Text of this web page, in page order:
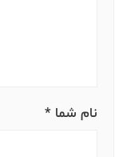
نام شما *